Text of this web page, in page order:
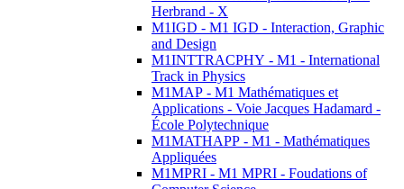
Herbrand - X
M1IGD - M1 IGD - Interaction, Graphic
and Design
M1INTTRACPHY - M1 - International
Track in Physics
M1MAP - M1 Mathématiques et
Applications - Voie Jacques Hadamard -
École Polytechnique
M1MATHAPP - M1 - Mathématiques
Appliquées
M1MPRI - M1 MPRI - Foudations of